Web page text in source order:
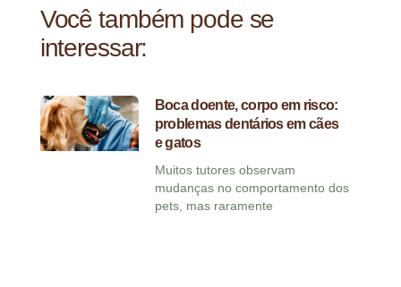
Você também pode se
interessar:
Boca doente, corpo em risco:
problemas dentários em cães
e gatos
Muitos tutores observam
mudanças no comportamento dos
pets, mas raramente